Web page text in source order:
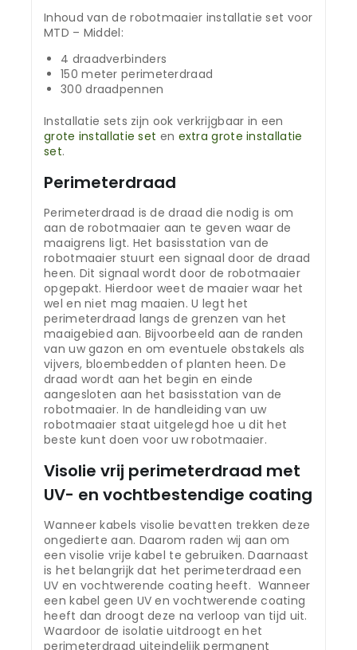
Inhoud van de robotmaaier installatie set voor
MTD – Middel:
4 draadverbinders
150 meter perimeterdraad
300 draadpennen
Installatie sets zijn ook verkrijgbaar in een
grote installatie set en extra grote installatie
set.
Perimeterdraad
Perimeterdraad is de draad die nodig is om
aan de robotmaaier aan te geven waar de
maaigrens ligt. Het basisstation van de
robotmaaier stuurt een signaal door de draad
heen. Dit signaal wordt door de robotmaaier
opgepakt. Hierdoor weet de maaier waar het
wel en niet mag maaien. U legt het
perimeterdraad langs de grenzen van het
maaigebied aan. Bijvoorbeeld aan de randen
van uw gazon en om eventuele obstakels als
vijvers, bloembedden of planten heen. De
draad wordt aan het begin en einde
aangesloten aan het basisstation van de
robotmaaier. In de handleiding van uw
robotmaaier staat uitgelegd hoe u dit het
beste kunt doen voor uw robotmaaier.
Visolie vrij perimeterdraad met
UV- en vochtbestendige coating
Wanneer kabels visolie bevatten trekken deze
ongedierte aan. Daarom raden wij aan om
een visolie vrije kabel te gebruiken. Daarnaast
is het belangrijk dat het perimeterdraad een
UV en vochtwerende coating heeft. Wanneer
een kabel geen UV en vochtwerende coating
heeft dan droogt deze na verloop van tijd uit.
Waardoor de isolatie uitdroogt en het
perimeterdraad uiteindelijk permanent